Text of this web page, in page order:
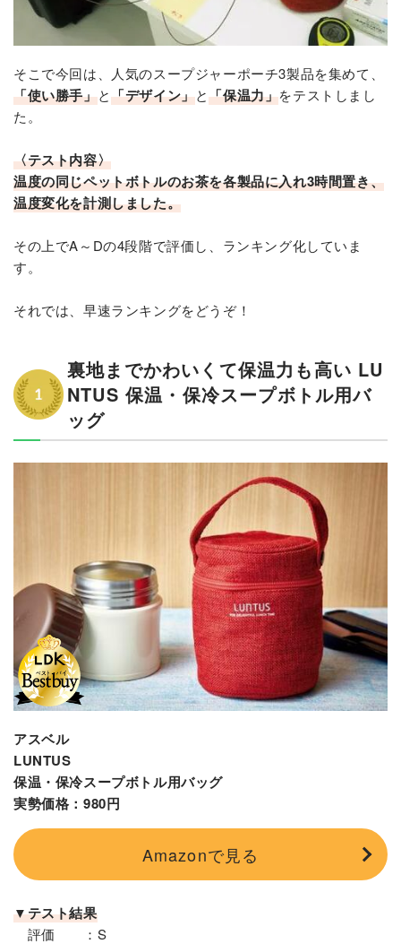
そこで今回は、人気のスープジャーポーチ3製品を集めて、
「使い勝手」と「デザイン」と「保温力」をテストしまし
た。
〈テスト内容〉
温度の同じペットボトルのお茶を各製品に入れ3時間置き、
温度変化を計測しました。
その上でA～Dの4段階で評価し、ランキング化していま
す。
それでは、早速ランキングをどうぞ！
裏地までかわいくて保温力も高い LU
NTUS 保温・保冷スープボトル用バ
ッグ
アスベル
LUNTUS
保温・保冷スープボトル用バッグ
実勢価格：980円
Amazonで見る
▼テスト結果
評価 ：S